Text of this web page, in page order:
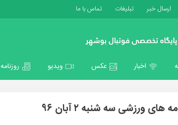
ارسال خبر تبلیغات تماس با ما
اخبار عکس ویدیو روزنامه
های ورزشی سه شنبه ۲ آبان ۹۶